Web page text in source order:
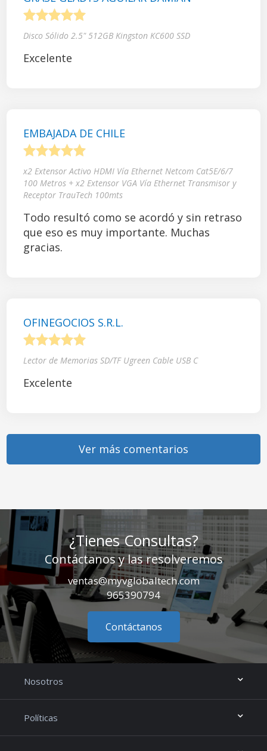
Disco Sólido 2.5" 512GB Kingston KC600 SSD
Excelente
EMBAJADA DE CHILE
x2 Extensor Activo HDMI Vía Ethernet Netcom Cat5E/6/7
100 Metros + x2 Extensor VGA Vía Ethernet Transmisor y
Receptor TrauTech 100mts
Todo resultó como se acordó y sin retraso
que eso es muy importante. Muchas
gracias.
OFINEGOCIOS S.R.L.
Lector de Memorias SD/TF Ugreen Cable USB C
Excelente
Ver más comentarios
¿Tienes Consultas?
Contáctanos y las resolveremos
ventas@myvglobaltech.com
965390794
Contáctanos
Nosotros
Políticas